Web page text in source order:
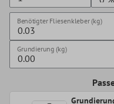
Benötigter Fliesenkleber (kg)
Grundierung (kg)